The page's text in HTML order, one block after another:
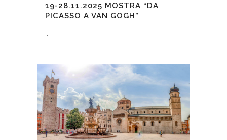
19-28.11.2025 MOSTRA “DA
PICASSO A VAN GOGH”